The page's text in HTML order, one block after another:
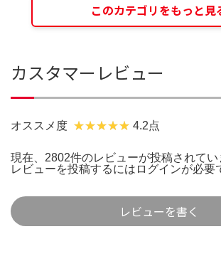
このカテゴリをもっと見
カスタマーレビュー
オススメ度 4.2点
現在、2802件のレビューが投稿されてい
レビューを投稿するには ログインが必要
レビューを書く